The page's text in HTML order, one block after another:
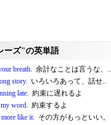
ーズ"の英単語
breath. 余計なことは言うな、..
story. いろいろあって、話せ..
late. 約束に遅れるよ
word. 約束するよ
more like it. その方がもっといい。